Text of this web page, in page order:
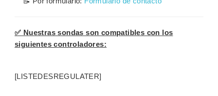
✅ Nuestras sondas son compatibles con los
siguientes controladores:
[LISTEDESREGULATER]